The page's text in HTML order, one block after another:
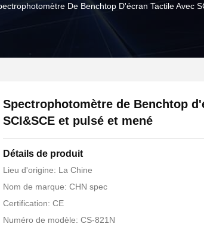
De Benchtop D'écran Tactile Avec
Spectrophotomètre de Benchtop
SCI&SCE et pulsé et mené
Détails de produit
Lieu d'origine: La Chine
Nom de marque: CHN spec
Certification: CE
Numéro de modèle: CS-821N